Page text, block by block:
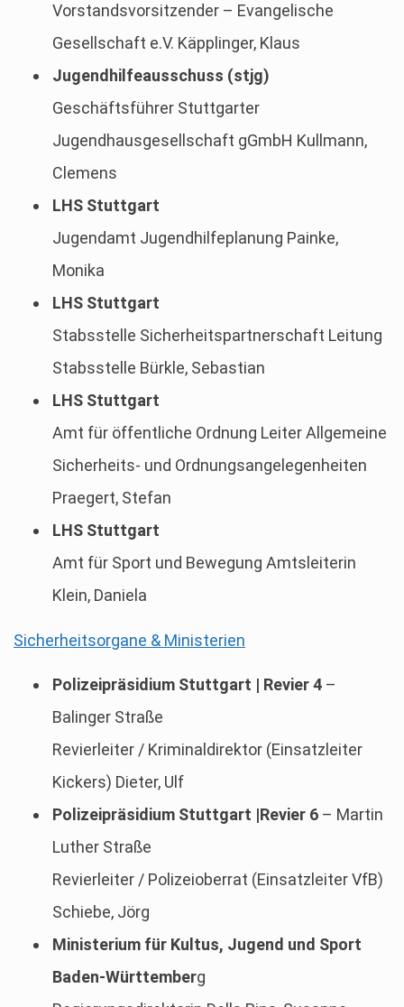
Vorstandsvorsitzender – Evangelische
Gesellschaft e.V. Käpplinger, Klaus
Jugendhilfeausschuss (stjg)
Geschäftsführer Stuttgarter
Jugendhausgesellschaft gGmbH Kullmann,
Clemens
LHS Stuttgart
Jugendamt Jugendhilfeplanung Painke,
Monika
LHS Stuttgart
Stabsstelle Sicherheitspartnerschaft Leitung
Stabsstelle Bürkle, Sebastian
LHS Stuttgart
Amt für öffentliche Ordnung Leiter Allgemeine
Sicherheits- und Ordnungsangelegenheiten
Praegert, Stefan
LHS Stuttgart
Amt für Sport und Bewegung Amtsleiterin
Klein, Daniela
Sicherheitsorgane & Ministerien
Polizeipräsidium Stuttgart | Revier 4 –
Balinger Straße
Revierleiter / Kriminaldirektor (Einsatzleiter
Kickers) Dieter, Ulf
Polizeipräsidium Stuttgart |Revier 6 – Martin
Luther Straße
Revierleiter / Polizeioberrat (Einsatzleiter VfB)
Schiebe, Jörg
Ministerium für Kultus, Jugend und Sport
Baden-Württemberg